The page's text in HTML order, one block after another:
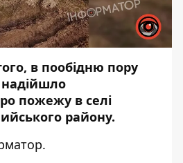
в пообідню пору
пожежу в селі
району.
.